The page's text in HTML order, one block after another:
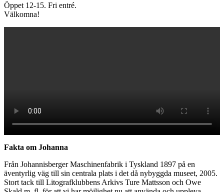
Öppet 12-15. Fri entré.
Välkomna!
Fakta om Johanna
Från Johannisberger Maschinenfabrik i Tyskland 1897 på en
äventyrlig väg till sin centrala plats i det då nybyggda museet, 2005.
Stort tack till Litografklubbens Arkivs Ture Mattsson och Owe